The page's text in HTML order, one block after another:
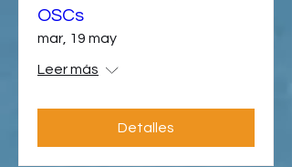
OSCs
mar, 19 may
Leer más
Detalles